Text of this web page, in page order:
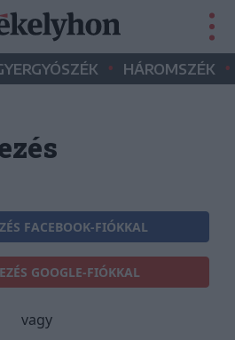
• HÁROMSZÉK •
FACEBOOK-FIÓKKAL
GOOGLE-FIÓKKAL
vagy